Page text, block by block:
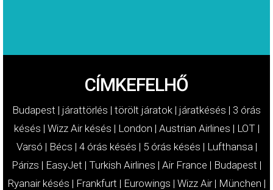
CÍMKEFELHŐ
Budapest | járattörlés | törölt járatok | járatkésés | 3 órás
késés | Wizz Air késés | London | Austrian Airlines | LOT|
Varsó | Bécs | 4 órás késés | 5 órás késés | Lufthansa |
Párizs | EasyJet | Turkish Airlines | Air France | Budapest |
Ryanair késés | Frankfurt | Eurowings | Wizz Air| München |